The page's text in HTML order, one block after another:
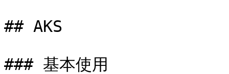
## AKS
### 基本使用